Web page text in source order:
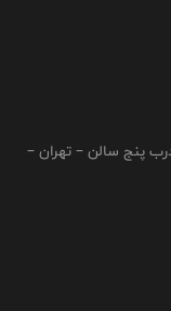
پنج سالن – تهران –